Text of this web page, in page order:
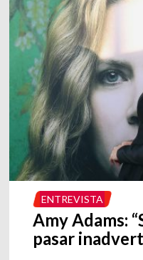
ENTREVISTA
Amy Adams:
pasar